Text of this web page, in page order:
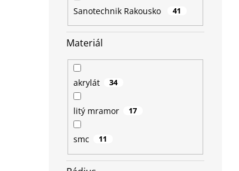
Sanotechnik Rakousko 41
Materiál
akrylát 34
litý mramor 17
smc 11